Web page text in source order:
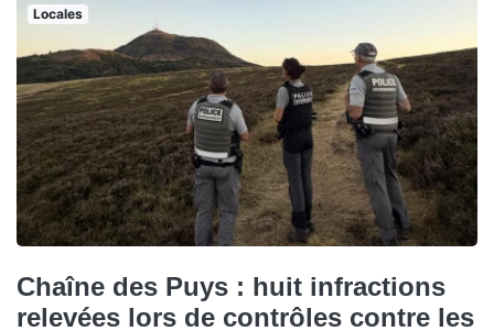
Locales
Chaîne des Puys : huit infractions
relevées lors de contrôles contre les